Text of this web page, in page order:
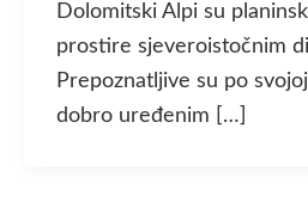
Dolomitski Alpi su
prostire sjeveroistočnim
Prepoznatljive su po
dobro uređenim […]